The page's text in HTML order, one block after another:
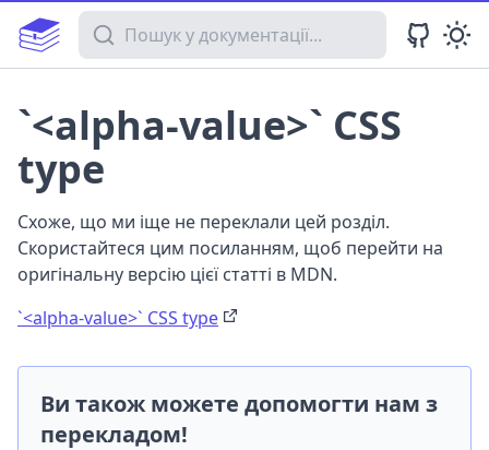
Пошук у документації
`<alpha-value>` CSS
type
Схоже, що ми іще не переклали цей розділ.
Скористайтеся цим посиланням, щоб перейти на
оригінальну версію цієї статті в MDN.
`<alpha-value>` CSS type
Ви також можете допомогти нам з
перекладом!